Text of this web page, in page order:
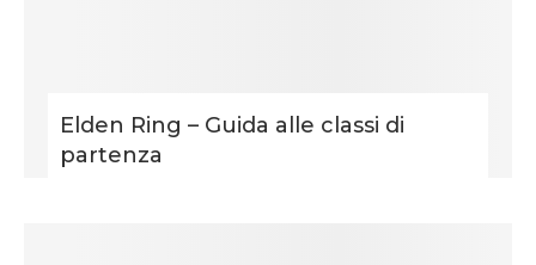
Elden Ring – Guida alle classi di
partenza